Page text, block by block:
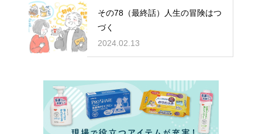
その78（最終話）人生の冒険はつ
づく
2024.02.13